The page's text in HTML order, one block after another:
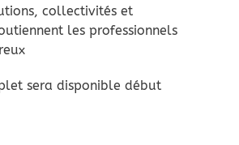
collectivités et
les professionnels
sera disponible début